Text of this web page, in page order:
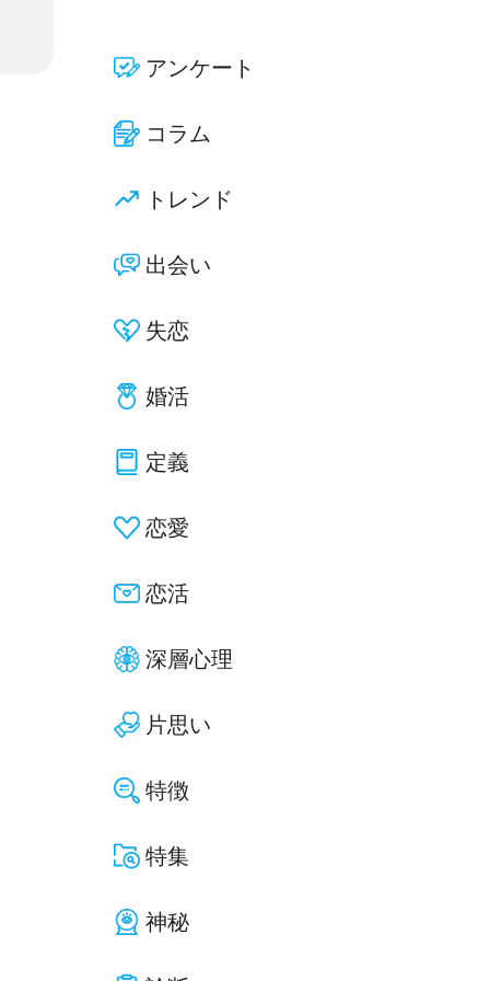
アンケート
コラム
トレンド
出会い
失恋
婚活
定義
恋愛
恋活
深層心理
片思い
特徴
特集
神秘